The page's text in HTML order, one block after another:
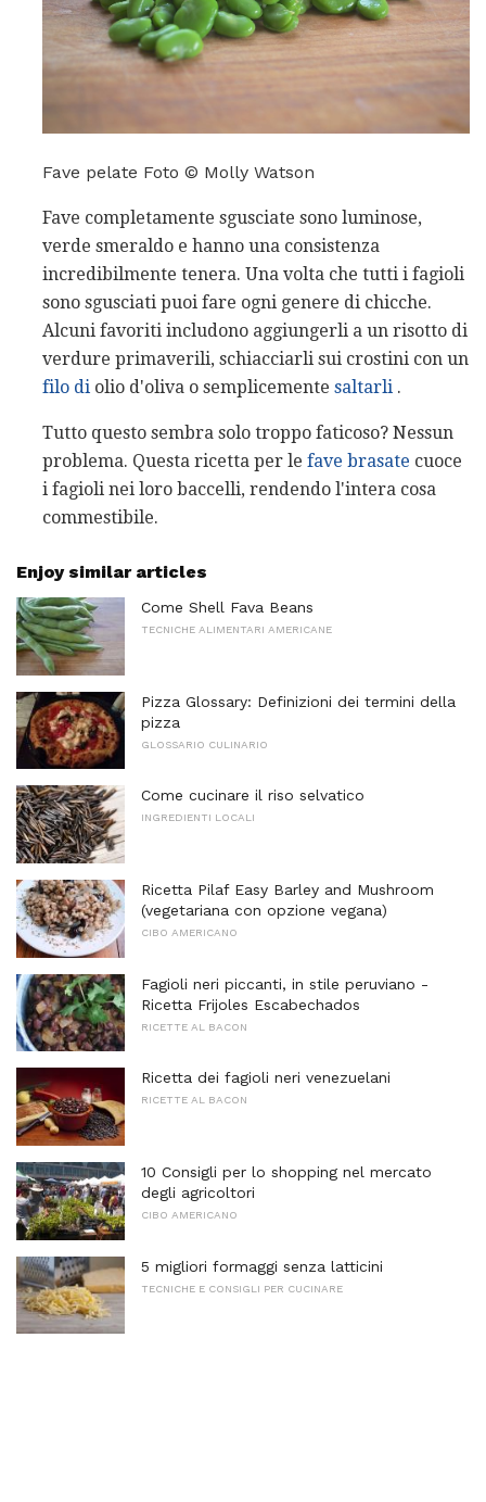
Fave pelate Foto © Molly Watson
Fave completamente sgusciate sono luminose,
verde smeraldo e hanno una consistenza
incredibilmente tenera. Una volta che tutti i fagioli
sono sgusciati puoi fare ogni genere di chicche.
Alcuni favoriti includono aggiungerli a un risotto di
verdure primaverili, schiacciarli sui crostini con un
filo di olio d'oliva o semplicemente saltarli .
Tutto questo sembra solo troppo faticoso? Nessun
problema. Questa ricetta per le fave brasate cuoce
i fagioli nei loro baccelli, rendendo l'intera cosa
commestibile.
Enjoy similar articles
Come Shell Fava Beans
TECNICHE ALIMENTARI AMERICANE
Pizza Glossary: ​​Definizioni dei termini della
pizza
GLOSSARIO CULINARIO
Come cucinare il riso selvatico
INGREDIENTI LOCALI
Ricetta Pilaf Easy Barley and Mushroom
(vegetariana con opzione vegana)
CIBO AMERICANO
Fagioli neri piccanti, in stile peruviano -
Ricetta Frijoles Escabechados
RICETTE AL BACON
Ricetta dei fagioli neri venezuelani
RICETTE AL BACON
10 Consigli per lo shopping nel mercato
degli agricoltori
CIBO AMERICANO
5 migliori formaggi senza latticini
TECNICHE E CONSIGLI PER CUCINARE